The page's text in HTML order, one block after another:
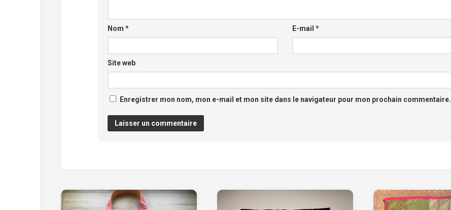
Nom * E-mail *
Site web
Enregistrer mon nom, mon e-mail et mon site dans le navigateur pour mon prochain commentaire.